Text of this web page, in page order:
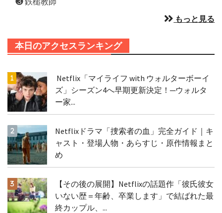
もっと見る
本日のアクセスランキング
Netflix「マイライフ with ウォルターボーイ
ズ」シーズン4へ早期更新決定！─ウォルタ
ー家...
Netflixドラマ「捜索者の血」完全ガイド｜キ
ャスト・登場人物・あらすじ・原作情報まと
め
【その後の展開】Netflixの話題作「彼氏彼女
いない歴＝年齢、卒業します」で結ばれた最
終カップル、...